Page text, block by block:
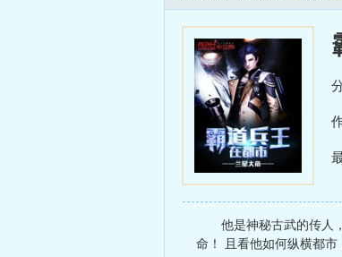
他是神秘古武的传人
命！ 且看他如何纵横都